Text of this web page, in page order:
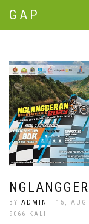
GAP
BY ADMIN | 15,
9066 KALI